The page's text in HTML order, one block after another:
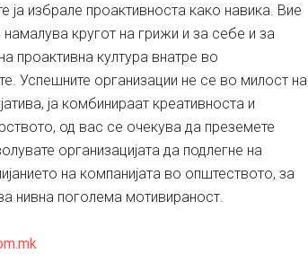
ја избрале проактивноста како навика. Вие
намалува кругот на грижи и за себе и за
проактивна култура внатре во
Успешните организации не се во милост на
ја комбинираат креативноста и
од вас се очекува да преземете
организацијата да подлегне на
на компанијата во општеството, за
нивна поголема мотивираност.